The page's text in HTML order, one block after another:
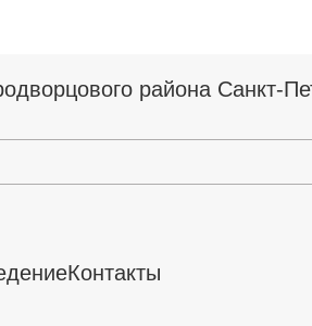
района Санкт-
Контакты